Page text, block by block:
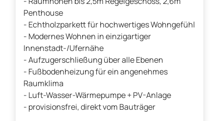
Penthouse
- Echtholzparkett für hochwertiges Wohngefühl
- Modernes Wohnen in einzigartiger
Innenstadt-/Ufernähe
- Aufzugerschließung über alle Ebenen
- Fußbodenheizung für ein angenehmes
Raumklima
- Luft-Wasser-Wärmepumpe + PV-Anlage
- provisionsfrei, direkt vom Bauträger